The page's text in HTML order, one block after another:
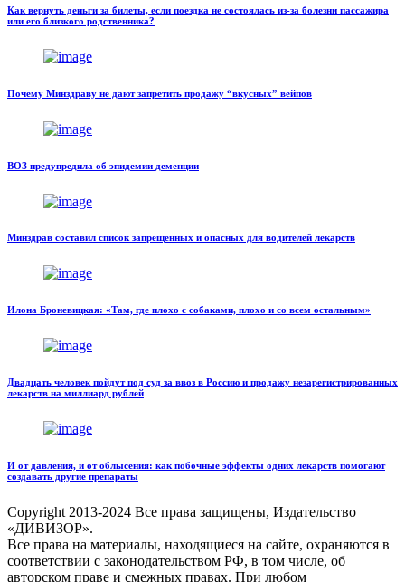
Как вернуть деньги за билеты, если поездка не состоялась из-за болезни пассажира
или его близкого родственника?
Почему Минздраву не дают запретить продажу “вкусных” вейпов
ВОЗ предупредила об эпидемии деменции
Минздрав составил список запрещенных и опасных для водителей лекарств
Илона Броневицкая: «Там, где плохо с собаками, плохо и со всем остальным»
Двадцать человек пойдут под суд за ввоз в Россию и продажу незарегистрированных
лекарств на миллиард рублей
И от давления, и от облысения: как побочные эффекты одних лекарств помогают
создавать другие препараты
Copyright 2013-2024 Все права защищены, Издательство
«ДИВИЗОР».
Все права на материалы, находящиеся на сайте, охраняются в
соответствии с законодательством РФ, в том числе, об
авторском праве и смежных правах. При любом